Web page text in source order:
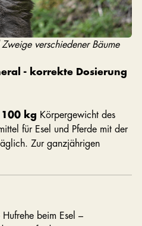
verschiedener Bäume
- korrekte Dosierung
100 kg Körpergewicht des
für Esel und Pferde mit der
Zur ganzjährigen
beim Esel –